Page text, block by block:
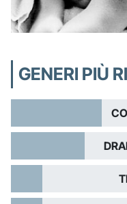
GENERI PIÙ